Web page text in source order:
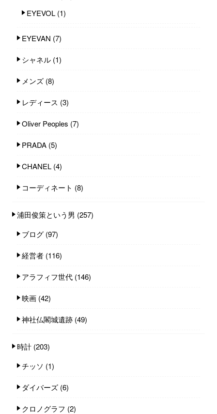
EYEVOL (1)
EYEVAN (7)
シャネル (1)
メンズ (8)
レディース (3)
Oliver Peoples (7)
PRADA (5)
CHANEL (4)
コーディネート (8)
浦田俊策という男 (257)
ブログ (97)
経営者 (116)
アラフィフ世代 (146)
映画 (42)
神社仏閣城遺跡 (49)
時計 (203)
チッソ (1)
ダイバーズ (6)
クロノグラフ (2)